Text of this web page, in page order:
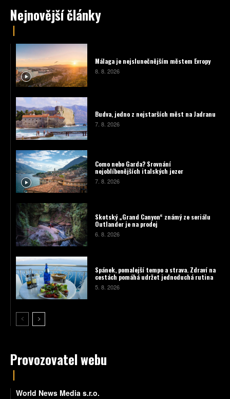
Nejnovější články
Málaga je nejslunečnějším městem Evropy
8. 8. 2026
Budva, jedno z nejstarších měst na Jadranu
7. 8. 2026
Como nebo Garda? Srovnání
nejoblíbenějších italských jezer
7. 8. 2026
Skotský „Grand Canyon“ známý ze seriálu
Outlander je na prodej
6. 8. 2026
Spánek, pomalejší tempo a strava. Zdraví na
cestách pomáhá udržet jednoduchá rutina
5. 8. 2026
Provozovatel webu
World News Media s.r.o.